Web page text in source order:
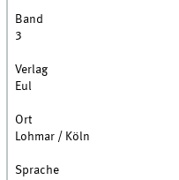
Band
3
Verlag
Eul
Ort
Lohmar / Köln
Sprache